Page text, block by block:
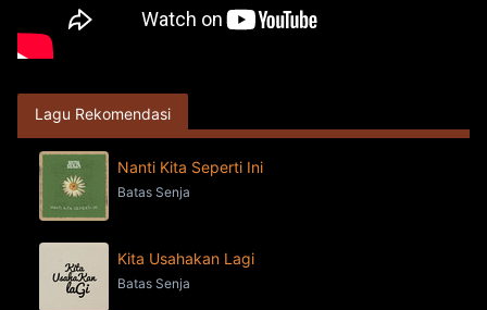
Lagu Rekomendasi
Nanti Kita Seperti Ini
Batas Senja
Kita Usahakan Lagi
Batas Senja